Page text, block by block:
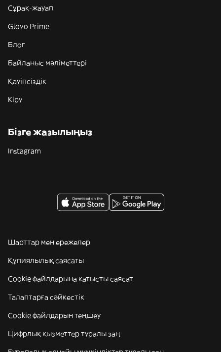
Сұрақ-жауап
Glovo Prime
Блог
Байланыс мәліметтері
Қауіпсіздік
Кіру
Бізге жазылыңыз
Instagram
Шарттар мен ережелер
Құпиялылық саясаты
Cookie файлдарына қатысты саясат
Талаптарға сәйкестік
Cookie файлдарын теңшеу
Цифрлық қызметтер туралы заң